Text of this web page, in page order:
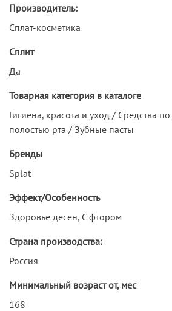
Производитель:
Сплат-косметика
Сплит
Да
Товарная категория в каталоге
Гигиена, красота и уход / Средства
полостью рта / Зубные пасты
Бренды
Splat
Эффект/Особенность
Здоровье десен, С фтором
Страна производства:
Россия
Минимальный возраст от, мес
168